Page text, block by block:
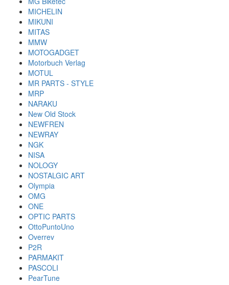
MICHELIN
MIKUNI
MITAS
MMW
MOTOGADGET
Motorbuch Verlag
MOTUL
MR PARTS - STYLE
MRP
NARAKU
New Old Stock
NEWFREN
NEWRAY
NGK
NISA
NOLOGY
NOSTALGIC ART
Olympia
OMG
ONE
OPTIC PARTS
OttoPuntoUno
Overrev
P2R
PARMAKIT
PASCOLI
PearTune